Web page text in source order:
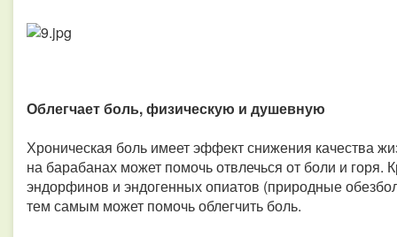
Облегчает боль, физическую и душевную
Хроническая боль имеет эффект снижения качества
на барабанах может помочь отвлечься от боли и горя.
эндорфинов и эндогенных опиатов (природные
тем самым может помочь облегчить боль.